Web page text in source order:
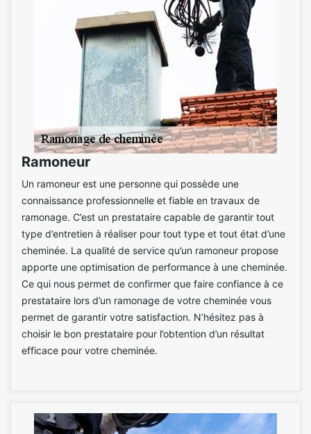
Ramoneur
Un ramoneur est une personne qui possède une
connaissance professionnelle et fiable en travaux de
ramonage. C’est un prestataire capable de garantir tout
type d’entretien à réaliser pour tout type et tout état d’une
cheminée. La qualité de service qu’un ramoneur propose
apporte une optimisation de performance à une cheminée.
Ce qui nous permet de confirmer que faire confiance à ce
prestataire lors d’un ramonage de votre cheminée vous
permet de garantir votre satisfaction. N’hésitez pas à
choisir le bon prestataire pour l’obtention d’un résultat
efficace pour votre cheminée.